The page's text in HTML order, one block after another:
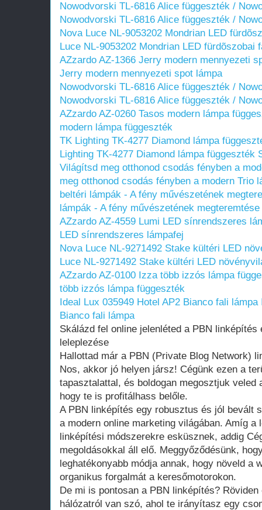
Nowodvorski TL-6816 Alice függeszték /
Nowodvorski TL-6816 Alice függeszték /
Nova Luce NL-9053202 Mondrian LED
Luce NL-9053202 Mondrian LED fürdõszobai
AZzardo AZ-1366 Jerry modern mennyezeti
Jerry modern mennyezeti spot lámpa
Nowodvorski TL-6816 Alice függeszték /
Nowodvorski TL-6816 Alice függeszték /
AZzardo AZ-0260 Tasos modern lámpa
modern lámpa függeszték
TK Lighting TK-4277 Diamond lámpa
Lighting TK-4277 Diamond lámpa függeszték
Világítsd meg otthonod csodás fényben a
meg otthonod csodás fényben a modern Trio
beltéri lámpák - A fény művészetének
lámpák - A fény művészetének megteremtése
AZzardo AZ-4559 Lumi LED sínrendszeres
LED sínrendszeres lámpafej
Nova Luce NL-9271492 Stake kültéri LED
Luce NL-9271492 Stake kültéri LED
AZzardo AZ-0100 Izza több izzós lámpa
több izzós lámpa függeszték
Ideal Lux 035949 Hotel AP2 Bianco fali lámpa
Bianco fali lámpa
Skálázd fel online jelenléted a PBN
leleplezése
Hallottad már a PBN (Private Blog Network)
Nos, akkor jó helyen jársz! Cégünk ezen a
tapasztalattal, és boldogan megosztjuk veled
hogy te is profitálhass belőle.
A PBN linképítés egy robusztus és jól bevált
a modern online marketing világában. Amíg a
linképítési módszerekre esküsznek, addig
megoldásokkal áll elő. Meggyőződésünk,
leghatékonyabb módja annak, hogy növeld a
organikus forgalmát a keresőmotorokon.
De mi is pontosan a PBN linképítés?
hálózatról van szó, ahol te irányítasz egy